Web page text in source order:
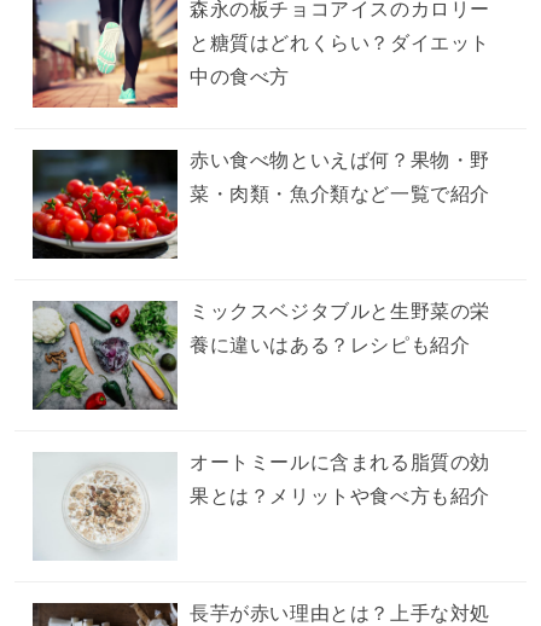
森永の板チョコアイスのカロリー
と糖質はどれくらい？ダイエット
中の食べ方
赤い食べ物といえば何？果物・野
菜・肉類・魚介類など一覧で紹介
ミックスベジタブルと生野菜の栄
養に違いはある？レシピも紹介
オートミールに含まれる脂質の効
果とは？メリットや食べ方も紹介
長芋が赤い理由とは？上手な対処